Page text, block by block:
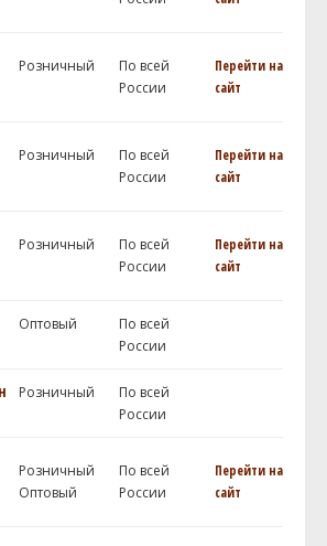
Розничный
По всей
России
Перейти на
сайт
Розничный
По всей
России
Перейти на
сайт
Розничный
По всей
России
Перейти на
сайт
Оптовый
По всей
России
Розничный
По всей
России
Розничный
Оптовый
По всей
России
Перейти на
сайт